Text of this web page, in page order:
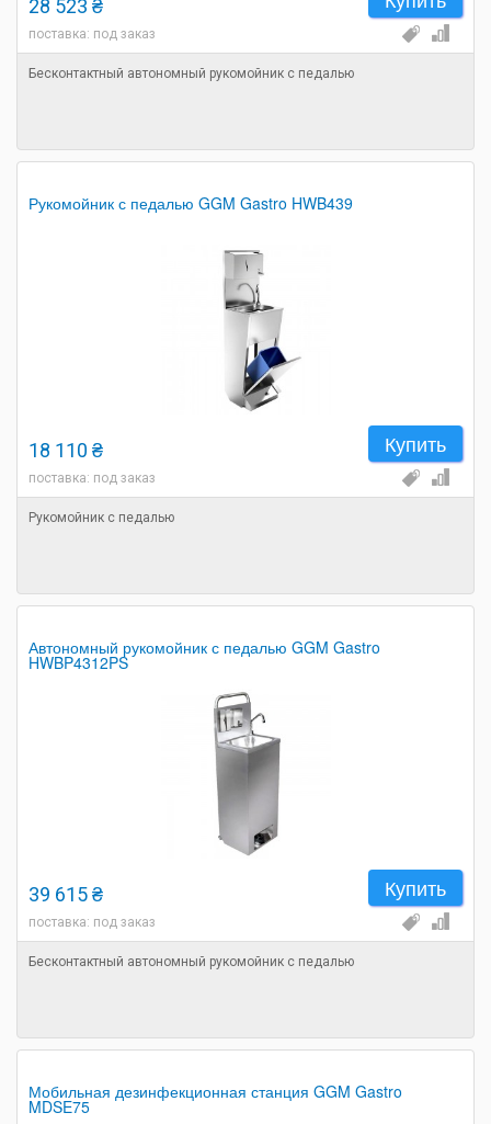
28 523 ₴
поставка: под заказ
Бесконтактный автономный рукомойник с педалью
Рукомойник с педалью GGM Gastro HWB439
Купить
18 110 ₴
поставка: под заказ
Рукомойник с педалью
Автономный рукомойник с педалью GGM Gastro
HWBP4312PS
Купить
39 615 ₴
поставка: под заказ
Бесконтактный автономный рукомойник с педалью
Мобильная дезинфекционная станция GGM Gastro
MDSE75